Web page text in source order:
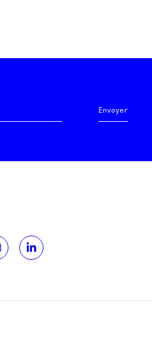
Envoyer